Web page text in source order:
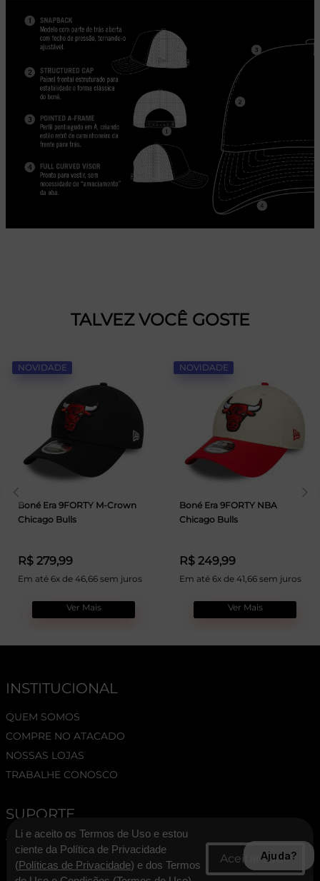
TALVEZ VOCÊ GOSTE
NOVIDADE
Boné Era 9FORTY M-Crown
Chicago Bulls
R$ 279,99
Em até 6x de 46,66 sem juros
Ver Mais
NOVIDADE
Boné Era 9FORTY NBA
Chicago Bulls
R$ 249,99
Em até 6x de 41,66 sem juros
Ver Mais
INSTITUCIONAL
QUEM SOMOS
COMPRE NO ATACADO
NOSSAS LOJAS
TRABALHE CONOSCO
SUPORTE
TERMOS E CONDIÇÕES
POLÍTICA DE PRIVACIDADE
Li e aceito os Termos de Uso e estou
ciente da Política de Privacidade
(Políticas de Privacidade) e dos Termos
Ajuda?